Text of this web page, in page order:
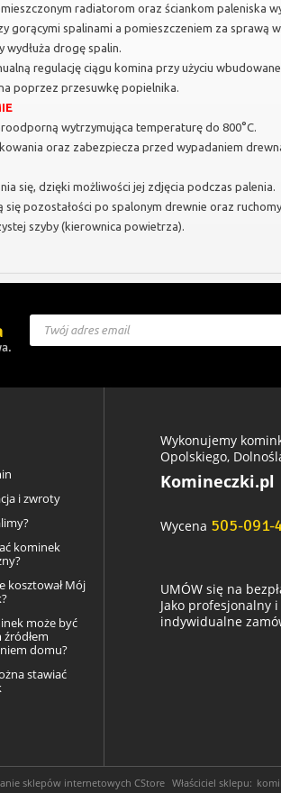
radiatorom oraz ściankom paleniska
gorącymi spalinami a pomieszczeniem za sprawą
drogę spalin.
regulację ciągu komina przy użyciu
poprzez przesuwkę popielnika.
wytrzymująca temperaturę do 800°C.
oraz zabezpiecza przed wypadaniem
się, dzięki możliwości jej zdjęcia podczas palenia.
pozostałości po spalonym drewnie oraz ruchomy
szyby (kierownica powietrza).
i zwroty
kominek
kosztował Mój
może być
domu?
stawiać
Wykonujemy
Opolskiego,
Komineczki.pl
Wycena 505-091-
UMÓW się na
Jako profesjonalny
indywidualne
sklepów internetowych CStore Właściciel sklepu: